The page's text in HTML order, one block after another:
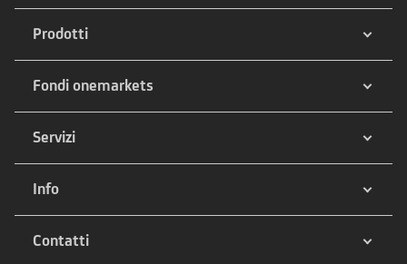
Prodotti
Fondi onemarkets
Servizi
Info
Contatti